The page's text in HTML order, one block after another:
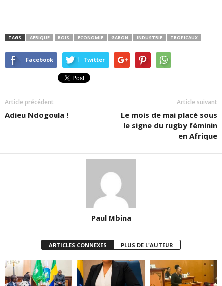
TAGS AFRIQUE BOIS ECONOMIE GABON INDUSTRIE TROPICAUX
Facebook Twitter
Article précédent
Adieu Ndogoula !
Article suivant
Le mois de mai placé sous
le signe du rugby féminin
en Afrique
Paul Mbina
ARTICLES CONNEXES PLUS DE L'AUTEUR